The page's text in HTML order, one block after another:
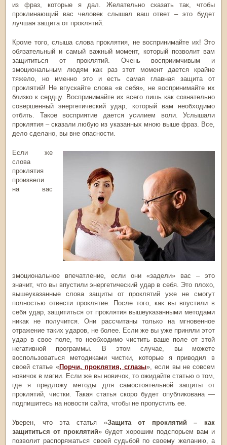
из фраз, которые я дал. Желательно сказать так, чтобы
проклинающий вас человек слышал ваш ответ – это будет
лучшая защита от проклятий.
Кроме того, слыша слова проклятия, не воспринимайте их! Это
обязательный и самый важный момент, который позволит вам
защититься от проклятий. Очень восприимчивым и
эмоциональным людям как раз этот момент дается крайне
тяжело, но именно это и есть самая главная защита от
проклятий! Не впускайте слова «в себя», не воспринимайте их
близко к сердцу. Воспринимайте их всего лишь как сознательно
совершенный энергетический удар, который вам необходимо
отбить. Такое восприятие дается усилием воли. Услышали
проклятия – сказали любую из указанных мною выше фраз. Все,
дело сделано, вы вне опасности.
Если же
слова
проклятия
произвели
на вас
эмоциональное впечатление, если они «задели» вас – это
значит, что вы впустили энергетический удар в себя. Это плохо,
вышеуказанные слова защиты от проклятий уже не смогут
полностью отвести проклятие. После того, как вы впустили в
себя удар, защититься от проклятия вышеуказанными методами
никак не получится. Они рассчитаны только на мгновенное
отражение таких ударов, не более. Если же вы уже приняли этот
удар в свое поле, то необходимо чистить ваше поле от этой
негативной программы. В этом случае, вы можете
воспользоваться методиками чистки, которые я приводил в
своей статье «Порчи, проклятия, сглазы», если вы не совсем
новичок в магии. Если же вы новичок, то ожидайте статью о том,
где я предложу методы для самостоятельной защиты от
проклятий, чистки. Такая статья скоро будет опубликована —
подпишитесь на новости сайта, чтобы не пропустить ее.
Уверен, что эта статья «Защита от проклятий – как
защититься от проклятий» будет хорошим подспорьем вам и
позволит распоряжаться своей судьбой по своему желанию, а